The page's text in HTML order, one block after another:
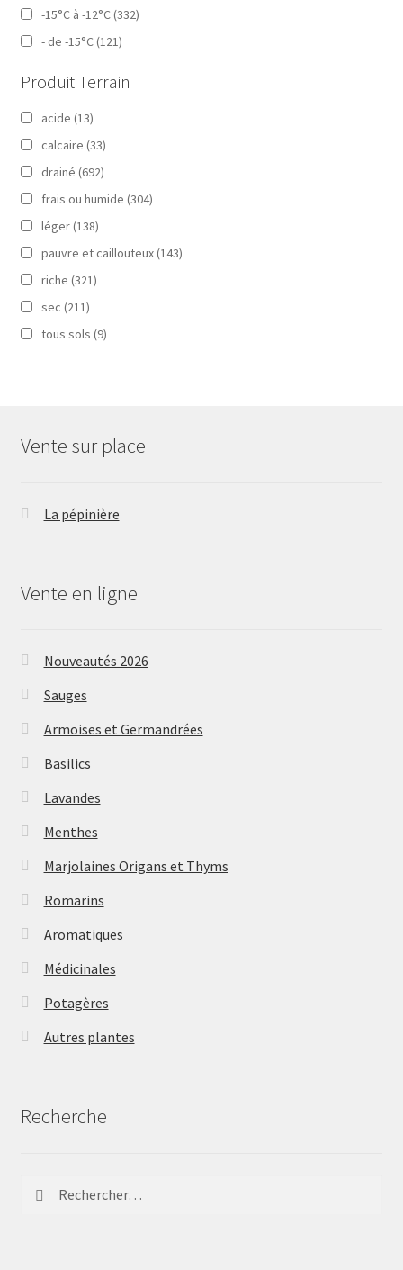
-15°C à -12°C (332)
- de -15°C (121)
Produit Terrain
acide (13)
calcaire (33)
drainé (692)
frais ou humide (304)
léger (138)
pauvre et caillouteux (143)
riche (321)
sec (211)
tous sols (9)
Vente sur place
La pépinière
Vente en ligne
Nouveautés 2026
Sauges
Armoises et Germandrées
Basilics
Lavandes
Menthes
Marjolaines Origans et Thyms
Romarins
Aromatiques
Médicinales
Potagères
Autres plantes
Recherche